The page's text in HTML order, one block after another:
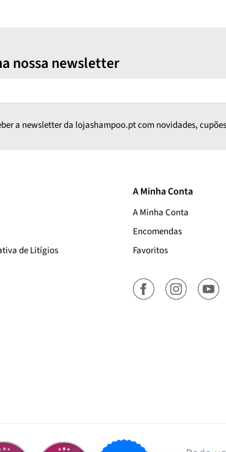
nossa newsletter
a newsletter da lojashampoo.pt com novidades,
de Litígios
A Minha Conta
A Minha Conta
Encomendas
Favoritos